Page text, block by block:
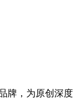
牌，为原创深度